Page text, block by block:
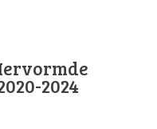
2024